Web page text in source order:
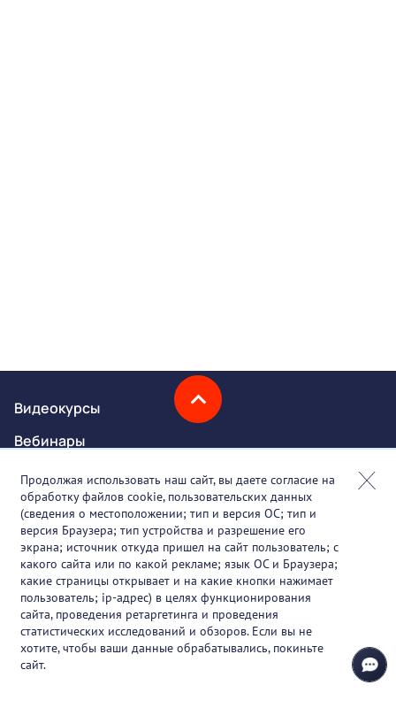
Видеокурсы
Вебинары
Онлайн-события
Партнеры
О проекте
Вакансии
Блог
Контакты
Продолжая использовать наш сайт, вы даете согласие на
обработку файлов cookie, пользовательских данных
(сведения о местоположении; тип и версия ОС; тип и
версия Браузера; тип устройства и разрешение его
экрана; источник откуда пришел на сайт пользователь; с
какого сайта или по какой рекламе; язык ОС и Браузера;
какие страницы открывает и на какие кнопки нажимает
пользователь; ip-адрес) в целях функционирования
сайта, проведения ретаргетинга и проведения
статистических исследований и обзоров. Если вы не
хотите, чтобы ваши данные обрабатывались, покиньте
сайт.